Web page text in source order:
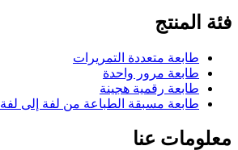
فئة المنتج
طابعة متعددة التمريرات
طابعة مرور واحدة
طابعة رقمية هجينة
طابعة مسبقة الطباعة من لفة إلى لفة
معلومات عنا